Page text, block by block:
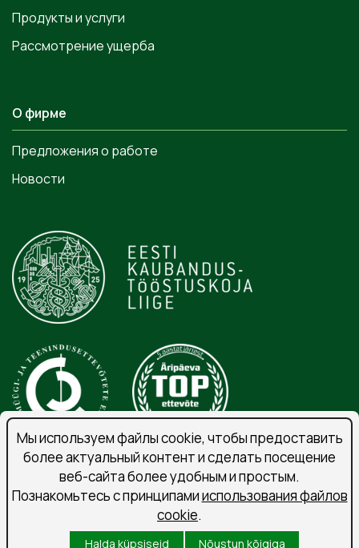
Продукты и услуги
Рассмотрение ущерба
О фирме
Предложения о работе
Новости
Порядок обработки личных данных
Подпишитесь на рассылку
Условия использования
Мы используем файлы cookie, чтобы предоставить
более актуальный контент и сделать посещение
веб-сайта более удобным и простым.
Познакомьтесь с принципамииспользования файлов
cookie.
Halda küpsiseid Nõustun kõigiga